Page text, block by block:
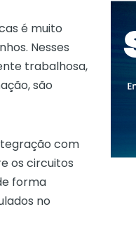
é muito
Nesses
trabalhosa,
são
com
os circuitos
forma
no